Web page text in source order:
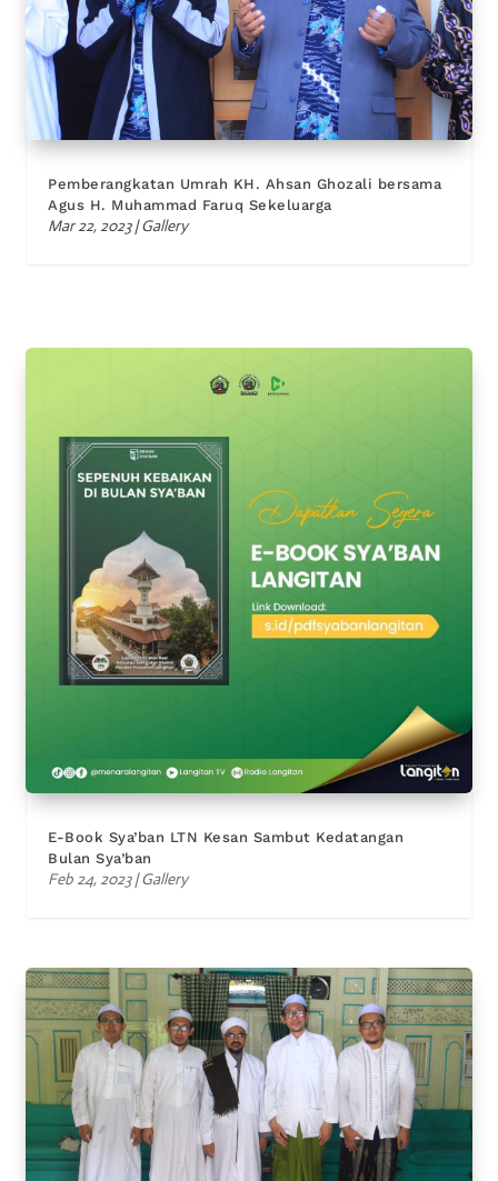
Pemberangkatan Umrah KH. Ahsan Ghozali bersama
Agus H. Muhammad Faruq Sekeluarga
Mar 22, 2023|Gallery
E-Book Sya’ban LTN Kesan Sambut Kedatangan
Bulan Sya’ban
Feb 24, 2023|Gallery